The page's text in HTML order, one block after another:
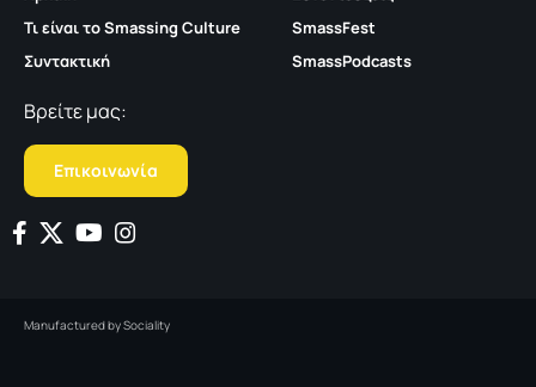
Τι είναι το Smassing Culture
Συντακτική
SmassFest
SmassPodcasts
Βρείτε μας:
Επικοινωνία
Manufactured bySociality